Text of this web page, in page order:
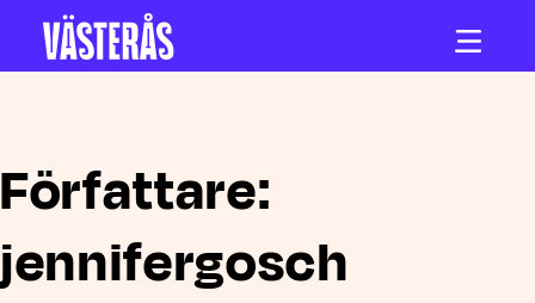
Författare:
jennifergosch